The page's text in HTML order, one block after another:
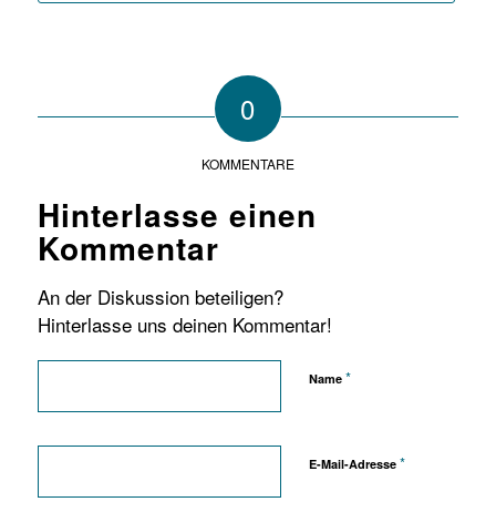
0
KOMMENTARE
Hinterlasse einen
Kommentar
An der Diskussion beteiligen?
Hinterlasse uns deinen Kommentar!
Name *
E-Mail-Adresse *